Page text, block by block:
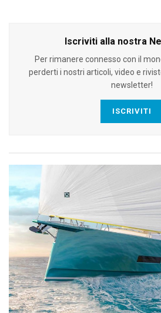
Iscriviti alla nostra
Per rimanere connesso con il
perderti i nostri articoli, video e
newsletter!
ISCRIVITI